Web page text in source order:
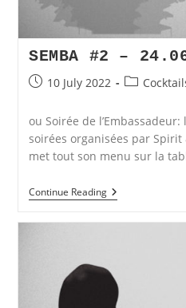
SEMBA #2 –
Post10 July 2022
Post
ou Soirée de
soirées organisées par Spirit
met tout son menu sur la
Continue ReadingSEMBA
#2